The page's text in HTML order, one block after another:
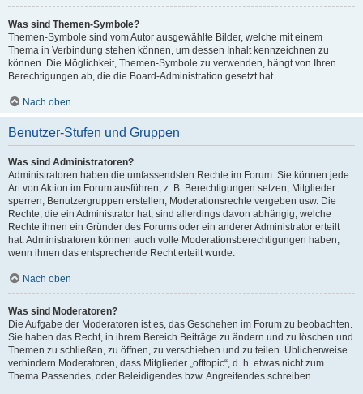
Was sind Themen-Symbole?
Themen-Symbole sind vom Autor ausgewählte Bilder, welche mit einem
Thema in Verbindung stehen können, um dessen Inhalt kennzeichnen zu
können. Die Möglichkeit, Themen-Symbole zu verwenden, hängt von Ihren
Berechtigungen ab, die die Board-Administration gesetzt hat.
Nach oben
Benutzer-Stufen und Gruppen
Was sind Administratoren?
Administratoren haben die umfassendsten Rechte im Forum. Sie können jede
Art von Aktion im Forum ausführen; z. B. Berechtigungen setzen, Mitglieder
sperren, Benutzergruppen erstellen, Moderationsrechte vergeben usw. Die
Rechte, die ein Administrator hat, sind allerdings davon abhängig, welche
Rechte ihnen ein Gründer des Forums oder ein anderer Administrator erteilt
hat. Administratoren können auch volle Moderationsberechtigungen haben,
wenn ihnen das entsprechende Recht erteilt wurde.
Nach oben
Was sind Moderatoren?
Die Aufgabe der Moderatoren ist es, das Geschehen im Forum zu beobachten.
Sie haben das Recht, in ihrem Bereich Beiträge zu ändern und zu löschen und
Themen zu schließen, zu öffnen, zu verschieben und zu teilen. Üblicherweise
verhindern Moderatoren, dass Mitglieder „offtopic“, d. h. etwas nicht zum
Thema Passendes, oder Beleidigendes bzw. Angreifendes schreiben.